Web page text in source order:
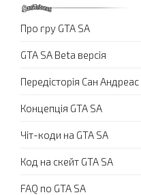
Про гру GTA SA
GTA SA Beta версія
Передісторія Сан Андреас
Концепція GTA SA
Чіт-коди на GTA SA
Код на скейт GTA SA
FAQ по GTA SA